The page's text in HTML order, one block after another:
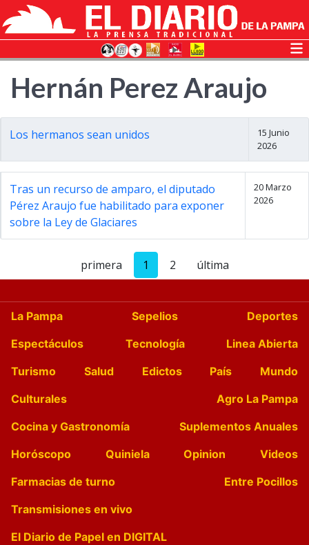
Hernán Perez Araujo
Los hermanos sean unidos
15 Junio
2026
Tras un recurso de amparo, el diputado
Pérez Araujo fue habilitado para exponer
sobre la Ley de Glaciares
20 Marzo
2026
primera 1 2 última
La Pampa Sepelios
Deportes
Espectáculos
Tecnología
Linea Abierta
Turismo
Salud Edictos País
Mundo
Culturales
Agro La Pampa
Cocina y Gastronomía
Suplementos Anuales
Horóscopo
Quiniela Opinion
Videos
Farmacias de turno
Entre Pocillos
Transmisiones en vivo
El Diario de Papel en DIGITAL